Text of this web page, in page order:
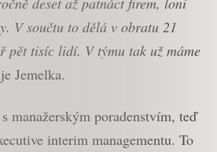
V součtu to dělá v obratu 21
pět tisíc lidí. V týmu tak už máme
Jemelka.
manažerským poradenstvím, teď
interim managementu. To